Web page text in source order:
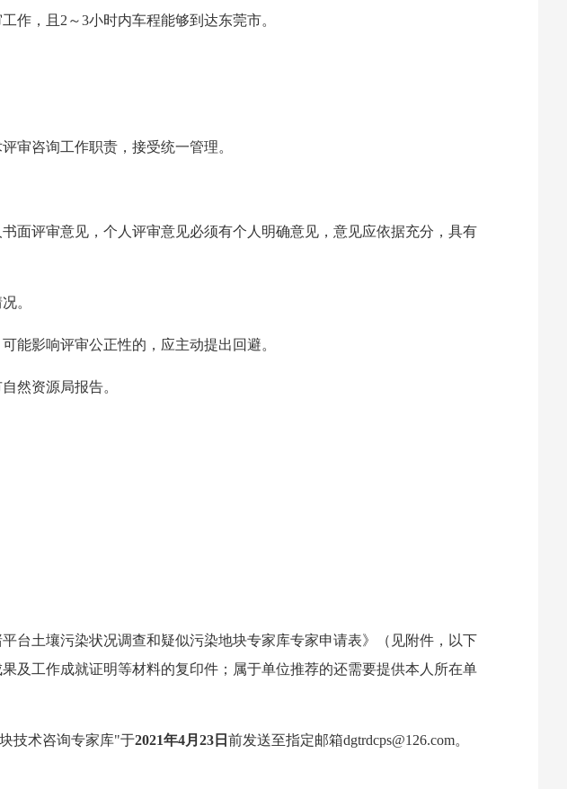
作，且2～3小时内车程能够到达东莞市。
审咨询工作职责，接受统一管理。
面评审意见，个人评审意见必须有个人明确意见，意见应依据充分，具有
。
能影响评审公正性的，应主动提出回避。
然资源局报告。
台土壤污染状况调查和疑似污染地块专家库专家申请表》（见附件，以下
及工作成就证明等材料的复印件；属于单位推荐的还需要提供本人所在单
技术咨询专家库"于2021年4月23 日 前发送至指定邮箱dgtrdcps@126.com。